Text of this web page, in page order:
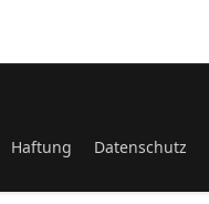
Haftung Datenschutz